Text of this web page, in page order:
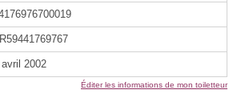
2002
Éditer les informations de mon toiletteur